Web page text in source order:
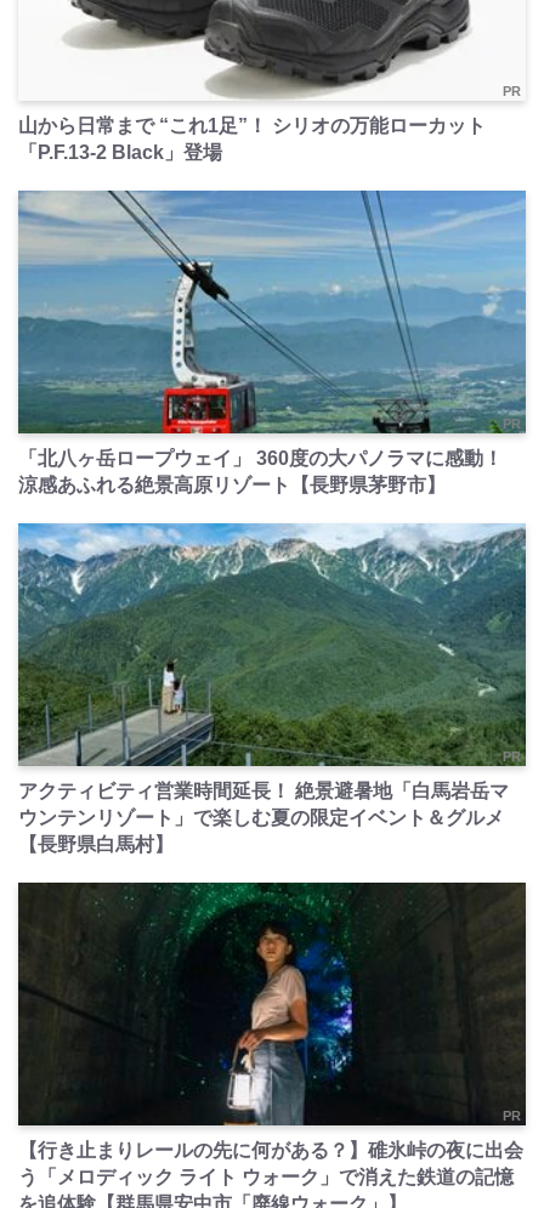
PR
山から日常まで “これ1足”！ シリオの万能ローカット
「P.F.13-2 Black」登場
PR
「北八ヶ岳ロープウェイ」 360度の大パノラマに感動！
涼感あふれる絶景高原リゾート【長野県茅野市】
PR
アクティビティ営業時間延長！ 絶景避暑地「白馬岩岳マ
ウンテンリゾート」で楽しむ夏の限定イベント＆グルメ
【長野県白馬村】
PR
【行き止まりレールの先に何がある？】碓氷峠の夜に出会
う「メロディック ライト ウォーク」で消えた鉄道の記憶
を追体験【群馬県安中市「廃線ウォーク」】